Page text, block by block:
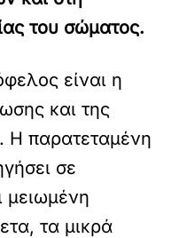
του σώματος.
είναι η
και της
Η παρατεταμένη
σε
μειωμένη
τα μικρά